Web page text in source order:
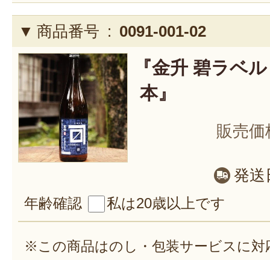
商品番号 : 0091-001-02
『金升 碧ラベ
本』
販売価
発送
年齢確認 私は20歳以上です
※この商品はのし・包装サービスに対